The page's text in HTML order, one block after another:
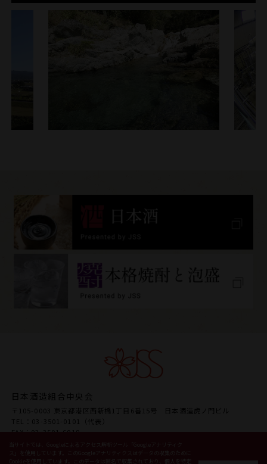
日本酒造組合中央会
〒105-0003 東京都港区西新橋1丁目6番15号 日本酒造虎ノ門ビル
TEL：03-3501-0101（代表）
FAX：03-3501-6018